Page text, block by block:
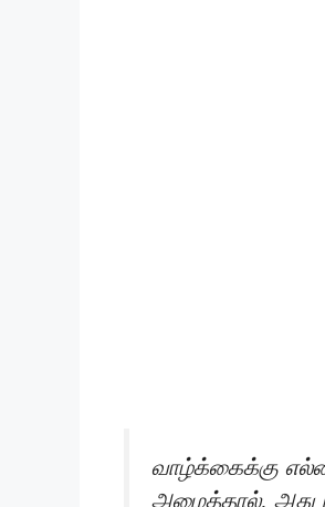
வாழ்க்கைக்கு
அமைத்தால், அது